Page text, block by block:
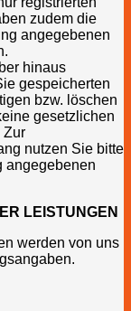
zudem die
angegebenen
hinaus
gespeicherten
bzw. löschen
gesetzlichen
Zur
nutzen Sie bitte
angegebenen
LEISTUNGEN
werden von uns